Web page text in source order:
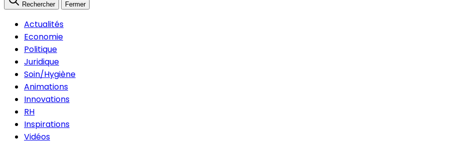
Rechercher Fermer
Actualités
Economie
Politique
Juridique
Soin/Hygiène
Animations
Innovations
RH
Inspirations
Vidéos